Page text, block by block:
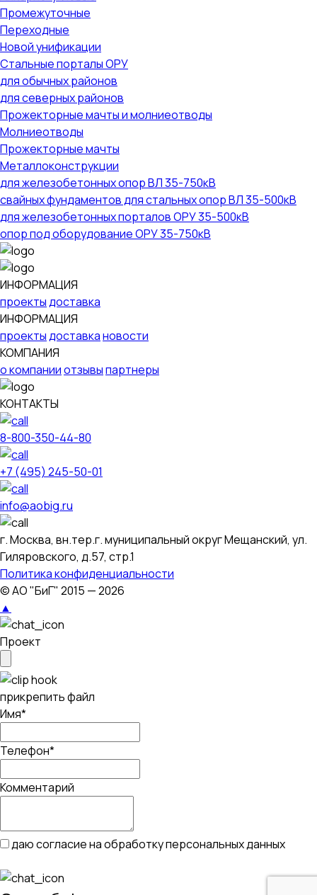
Промежуточные
Переходные
Новой унификации
Стальные порталы ОРУ
для обычных районов
для северных районов
Прожекторные мачты и молниеотводы
Молниеотводы
Прожекторные мачты
Металлоконструкции
для железобетонных опор ВЛ 35-750кВ
свайных фундаментов для стальных опор ВЛ 35-500кВ
для железобетонных порталов ОРУ 35-500кВ
опор под оборудование ОРУ 35-750кВ
ИНФОРМАЦИЯ
проектыдоставка
ИНФОРМАЦИЯ
проектыдоставкановости
КОМПАНИЯ
о компанииотзывыпартнеры
КОНТАКТЫ
8-800-350-44-80
+7 (495) 245-50-01
info@aobig.ru
г. Москва, вн.тер.г. муниципальный округ Мещанский, ул.
Гиляровского, д.57, стр.1
Политика конфиденциальности
© АО "БиГ" 2015 — 2026
▲
Проект
прикрепить файл
Имя*
Телефон*
Комментарий
даю согласие на обработку персональных данных